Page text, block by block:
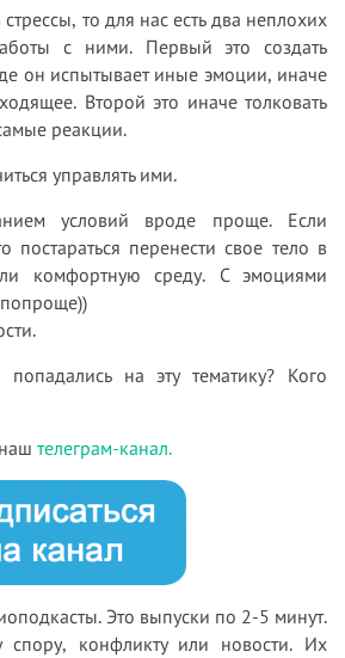
то для нас есть два неплохих
с ними. Первый это создать
он испытывает иные эмоции, иначе
Второй это иначе толковать
реакции.
управлять ими.
условий вроде проще. Если
постараться перенести свое тело в
комфортную среду. С эмоциями
на эту тематику? Кого
телеграм-канал.
Это выпуски по 2-5 минут.
конфликту или новости. Их